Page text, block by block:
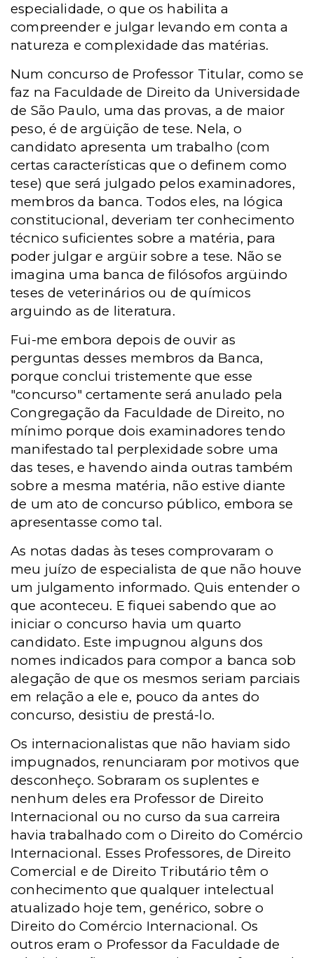
especialidade, o que os habilita a
compreender e julgar levando em conta a
natureza e complexidade das matérias.
Num concurso de Professor Titular, como se
faz na Faculdade de Direito da Universidade
de São Paulo, uma das provas, a de maior
peso, é de argüição de tese. Nela, o
candidato apresenta um trabalho (com
certas características que o definem como
tese) que será julgado pelos examinadores,
membros da banca. Todos eles, na lógica
constitucional, deveriam ter conhecimento
técnico suficientes sobre a matéria, para
poder julgar e argüir sobre a tese. Não se
imagina uma banca de filósofos argüindo
teses de veterinários ou de químicos
arguindo as de literatura.
Fui-me embora depois de ouvir as
perguntas desses membros da Banca,
porque conclui tristemente que esse
"concurso" certamente será anulado pela
Congregação da Faculdade de Direito, no
mínimo porque dois examinadores tendo
manifestado tal perplexidade sobre uma
das teses, e havendo ainda outras também
sobre a mesma matéria, não estive diante
de um ato de concurso público, embora se
apresentasse como tal.
As notas dadas às teses comprovaram o
meu juízo de especialista de que não houve
um julgamento informado. Quis entender o
que aconteceu. E fiquei sabendo que ao
iniciar o concurso havia um quarto
candidato. Este impugnou alguns dos
nomes indicados para compor a banca sob
alegação de que os mesmos seriam parciais
em relação a ele e, pouco da antes do
concurso, desistiu de prestá-lo.
Os internacionalistas que não haviam sido
impugnados, renunciaram por motivos que
desconheço. Sobraram os suplentes e
nenhum deles era Professor de Direito
Internacional ou no curso da sua carreira
havia trabalhado com o Direito do Comércio
Internacional. Esses Professores, de Direito
Comercial e de Direito Tributário têm o
conhecimento que qualquer intelectual
atualizado hoje tem, genérico, sobre o
Direito do Comércio Internacional. Os
outros eram o Professor da Faculdade de